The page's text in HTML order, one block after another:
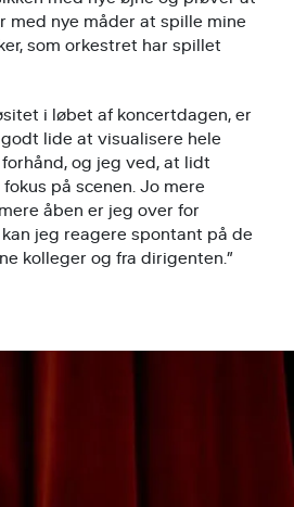
med nye måder at spille mine
som orkestret har spillet
i løbet af koncertdagen, er
lide at visualisere hele
og jeg ved, at lidt
på scenen. Jo mere
åben er jeg over for
jeg reagere spontant på de
kolleger og fra dirigenten.”